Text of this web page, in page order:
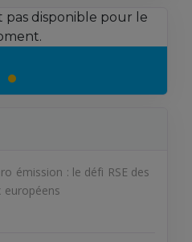
pas disponible pour le
émission : le défi RSE des
européens